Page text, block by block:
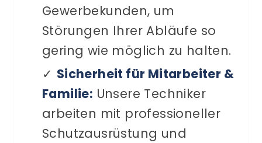
Gewerbekunden, um
Störungen Ihrer Abläufe so
gering wie möglich zu halten.
✓ Sicherheit für Mitarbeiter &
Familie: Unsere Techniker
arbeiten mit professioneller
Schutzausrüstung und